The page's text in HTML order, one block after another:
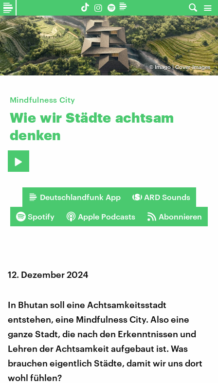
©Imago | Cover-Images
Mindfulness City
Wie wir Städte achtsam
denken
Deutschlandfunk App ARD Sounds
Spotify Apple Podcasts Abonnieren
12. Dezember 2024
In Bhutan soll eine Achtsamkeitsstadt
entstehen, eine Mindfulness City. Also eine
ganze Stadt, die nach den Erkenntnissen und
Lehren der Achtsamkeit aufgebaut ist. Was
brauchen eigentlich Städte, damit wir uns dort
wohl fühlen?